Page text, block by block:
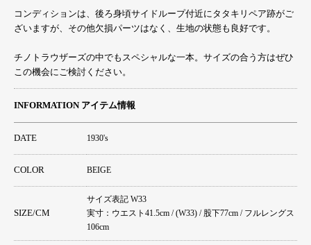
コンディションは、後ろ身頃サイドループ付近にタタキリペア跡がご
ざいますが、その他欠損パーツはなく、生地の状態も良好です。
チノトラウザーズの中でもスペシャルな一本。サイズの合う方はぜひ
この機会にご検討ください。
INFORMATION アイテム情報
DATE 1930's
COLOR BEIGE
SIZE/CM
サイズ表記 W33
実寸：ウエスト41.5cm / (W33) / 股下77cm / フルレングス
106cm